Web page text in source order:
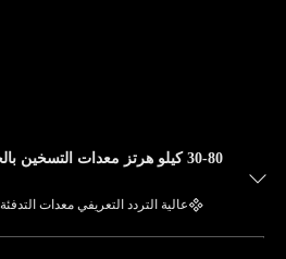
عالية التردد التعريفي معدات التدفئة